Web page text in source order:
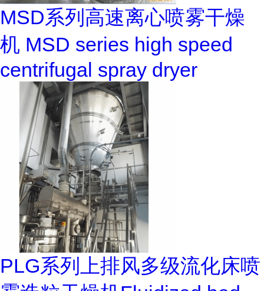
MSD系列高速离心喷雾干燥
机 MSD series high speed
centrifugal spray dryer
PLG系列上排风多级流化床喷